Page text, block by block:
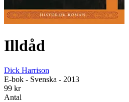
Illdåd
Dick Harrison
E-bok - Svenska - 2013
99 kr
Antal